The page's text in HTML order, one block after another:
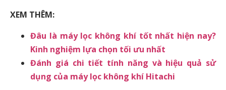
XEM THÊM:
Đâu là máy lọc không khí tốt nhất hiện nay?
Kinh nghiệm lựa chọn tối ưu nhất
Đánh giá chi tiết tính năng và hiệu quả sử
dụng của máy lọc không khí Hitachi